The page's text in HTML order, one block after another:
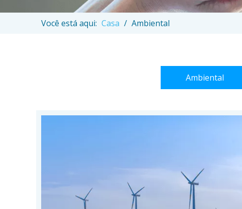
Você está aqui: Casa / Ambiental
Ambiental